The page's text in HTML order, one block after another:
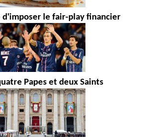
d'imposer le fair-play financier
Papes et deux Saints